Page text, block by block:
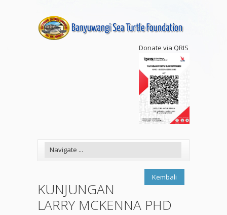
Donate via QRIS
Kembali
KUNJUNGAN
LARRY MCKENNA PHD